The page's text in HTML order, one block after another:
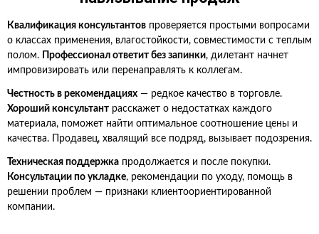
Квалификация консультантов проверяется простыми вопросами
о классах применения, влагостойкости, совместимости с теплым
полом.
Профессионал ответит без запинки, дилетант начнет
импровизировать или перенаправлять к коллегам.
Честность в рекомендациях — редкое качество в торговле.
Хороший консультант расскажет о недостатках каждого
материала, поможет найти оптимальное соотношение цены и
качества. Продавец, хвалящий все подряд, вызывает подозрения.
Техническая поддержка продолжается и после покупки.
Консультации по укладке, рекомендации по уходу, помощь в
решении проблем — признаки клиентоориентированной
компании.